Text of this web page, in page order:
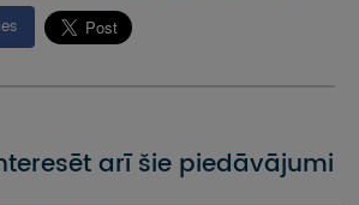
arī šie piedāvājumi